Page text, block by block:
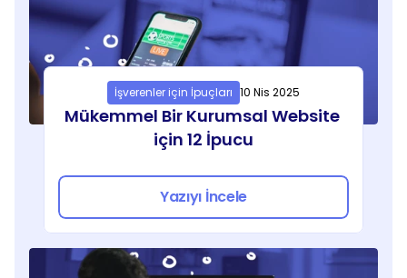
İşverenler için İpuçları 10 Nis 2025
Mükemmel Bir Kurumsal Website
için 12 İpucu
Yazıyı İncele